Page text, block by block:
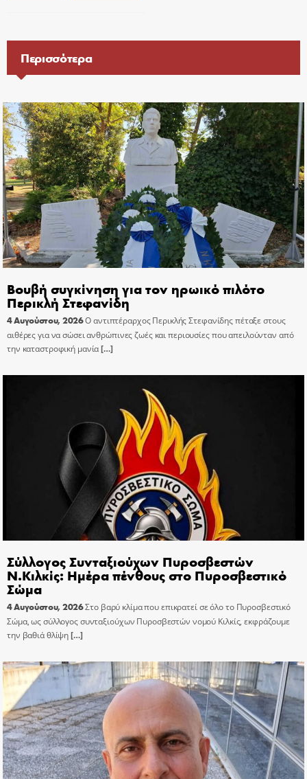
Περισσότερα
Βουβή συγκίνηση για τον ηρωικό πιλότο
Περικλή Στεφανίδη
4 Αυγούστου, 2026Ο αντιπτέραρχος Περικλής Στεφανίδης πέταξε στους
αιθέρες για να σώσει ανθρώπινες ζωές και περιουσίες που απειλούνταν από
την καταστροφική μανία[…]
Σύλλογος Συνταξιούχων Πυροσβεστών
Ν.Κιλκίς: Ημέρα πένθους στο Πυροσβεστικό
Σώμα
4 Αυγούστου, 2026Στο βαρύ κλίμα που επικρατεί σε όλο το Πυροσβεστικό
Σώμα, ως σύλλογος συνταξιούχων Πυροσβεστών νομού Κιλκίς, εκφράζουμε
την βαθιά θλίψη[…]